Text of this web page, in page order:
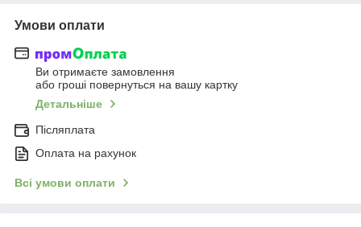
Умови оплати
Ви отримаєте замовлення
або гроші повернуться на вашу картку
Детальніше
Післяплата
Оплата на рахунок
Всі умови оплати